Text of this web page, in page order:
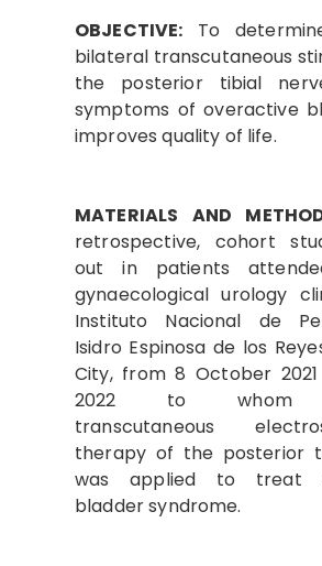
OBJECTIVE: To
bilateral transcutaneous
the posterior tibial
symptoms of overactive
improves quality of life.
MATERIALS AND
retrospective, cohort
out in patients
gynaecological urology
Instituto Nacional de
Isidro Espinosa de los
City, from 8 October
2022 to whom
transcutaneous
therapy of the posterior
was applied to treat
bladder syndrome.